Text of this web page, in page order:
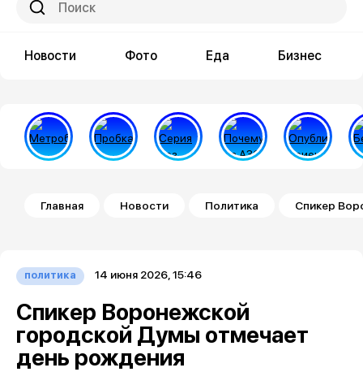
Новости Фото Еда Бизнес
Строка навигации
Главная Новости Политика Спикер
политика 14 июня 2026, 15:46
Спикер Воронежской
городской Думы отмечает
день рождения